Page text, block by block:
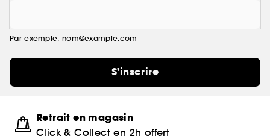
Par exemple: nom@example.com
S'inscrire
Retrait en magasin
Click & Collect en 2h offert